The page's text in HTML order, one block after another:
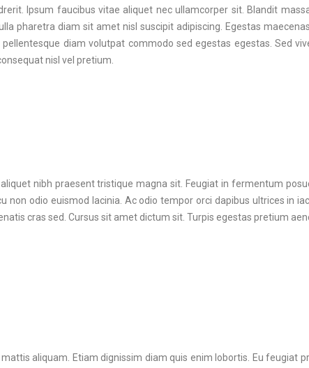
Ipsum faucibus vitae aliquet nec ullamcorper sit. Blandit
pharetra diam sit amet nisl suscipit adipiscing. Egestas
diam volutpat commodo sed egestas egestas. Sed
nisl vel pretium.
nibh praesent tristique magna sit. Feugiat in fermentum
non odio euismod lacinia. Ac odio tempor orci dapibus ultrices in
cras sed. Cursus sit amet dictum sit. Turpis egestas pretium
aliquam. Etiam dignissim diam quis enim lobortis. Eu feugiat